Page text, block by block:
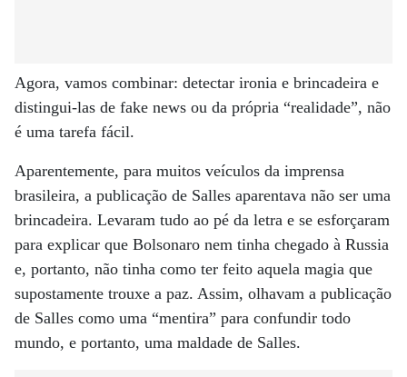
Agora, vamos combinar: detectar ironia e brincadeira e
distingui-las de fake news ou da própria “realidade”, não
é uma tarefa fácil.
Aparentemente, para muitos veículos da imprensa
brasileira, a publicação de Salles aparentava não ser uma
brincadeira. Levaram tudo ao pé da letra e se esforçaram
para explicar que Bolsonaro nem tinha chegado à Russia
e, portanto, não tinha como ter feito aquela magia que
supostamente trouxe a paz. Assim, olhavam a publicação
de Salles como uma “mentira” para confundir todo
mundo, e portanto, uma maldade de Salles.